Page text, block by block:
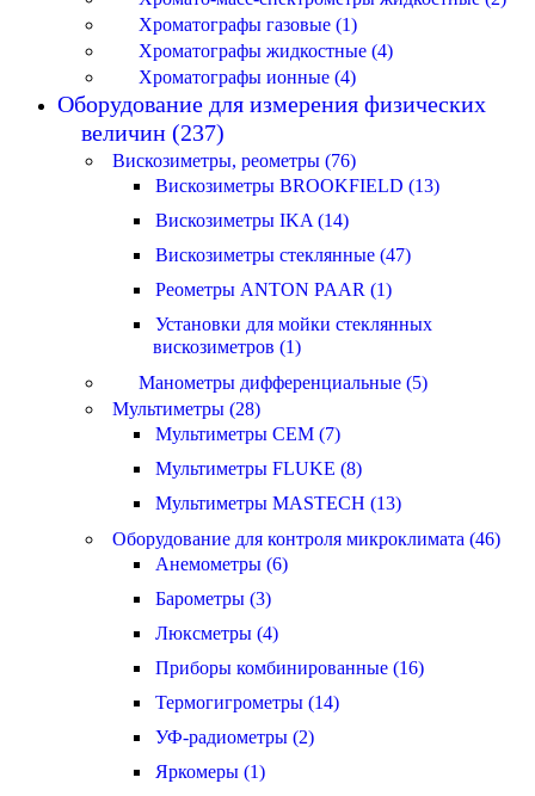
Хроматографы газовые (1)
Хроматографы жидкостные (4)
Хроматографы ионные (4)
Оборудование для измерения физических
величин (237)
Вискозиметры, реометры (76)
Вискозиметры BROOKFIELD (13)
Вискозиметры IKA (14)
Вискозиметры стеклянные (47)
Реометры ANTON PAAR (1)
Установки для мойки стеклянных
вискозиметров (1)
Манометры дифференциальные (5)
Мультиметры (28)
Мультиметры CEM (7)
Мультиметры FLUKE (8)
Мультиметры MASTECH (13)
Оборудование для контроля микроклимата (46)
Анемометры (6)
Барометры (3)
Люксметры (4)
Приборы комбинированные (16)
Термогигрометры (14)
УФ-радиометры (2)
Яркомеры (1)